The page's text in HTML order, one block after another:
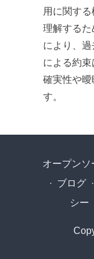
用に関す
理解する
により、
による約
確実性や曖
す。
オープンソ
· ブログ ·
シー